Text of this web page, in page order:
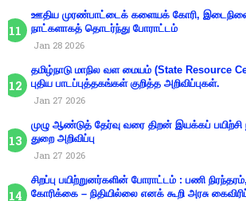
ஊதிய முரண்பாட்டைக் களையக் கோரி, இடைநிலை
நாட்களாகத் தொடர்ந்து போராட்டம்
Jan 28 2026
தமிழ்நாடு மாநில வள மையம் (State Resource
புதிய பாடப்புத்தகங்கள் குறித்த அறிவிப்புகள்.
Jan 27 2026
முழு ஆண்டுத் தேர்வு வரை திறன் இயக்கப் பயிற்சி
துறை அறிவிப்பு
Jan 27 2026
சிறப்பு பயிற்றுனர்களின் போராட்டம் : பணி
கோரிக்கை – நிதியில்லை எனக் கூறி அரசு